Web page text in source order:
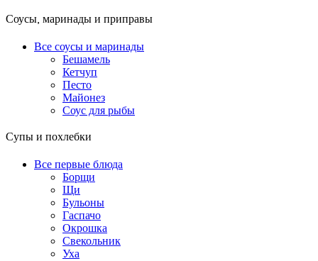
Соусы, маринады и приправы
Все соусы и маринады
Бешамель
Кетчуп
Песто
Майонез
Соус для рыбы
Супы и похлебки
Все первые блюда
Борщи
Щи
Бульоны
Гаспачо
Окрошка
Свекольник
Уха